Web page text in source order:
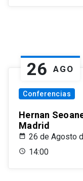
26 AGO
Conferencias
Hernan
Madrid
26 de Agosto
14:00